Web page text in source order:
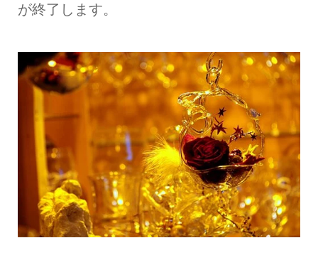
が終了します。